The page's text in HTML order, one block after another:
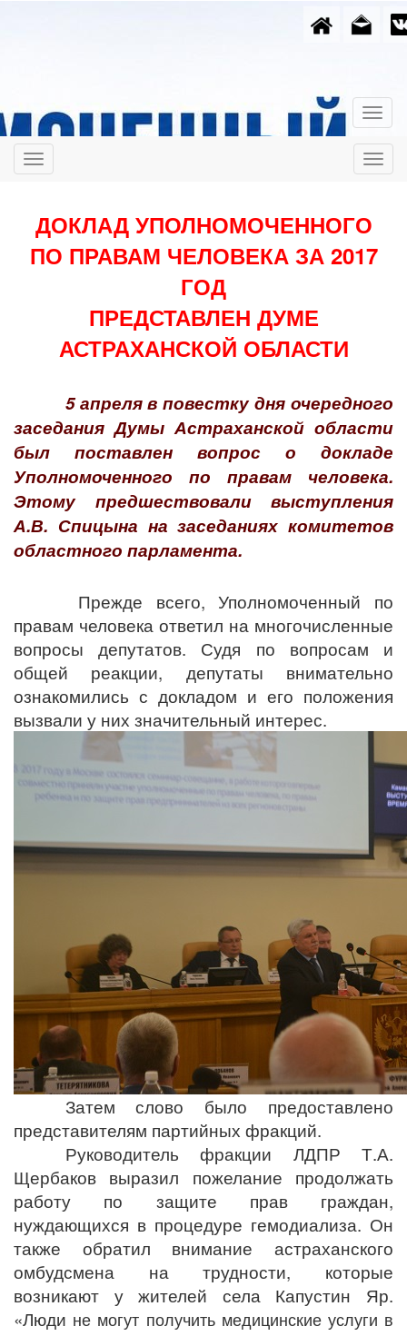
ДОКЛАД УПОЛНОМОЧЕННОГО
ПО ПРАВАМ ЧЕЛОВЕКА ЗА 2017
ГОД
ПРЕДСТАВЛЕН ДУМЕ
АСТРАХАНСКОЙ ОБЛАСТИ
5 апреля в повестку дня очередного
заседания Думы Астраханской области
был поставлен вопрос о докладе
Уполномоченного по правам человека.
Этому предшествовали выступления
А.В. Спицына на заседаниях комитетов
областного парламента.
Прежде всего, Уполномоченный по
правам человека ответил на многочисленные
вопросы депутатов. Судя по вопросам и
общей реакции, депутаты внимательно
ознакомились с докладом и его положения
вызвали у них значительный интерес.
Затем слово было предоставлено
представителям партийных фракций.
Руководитель фракции ЛДПР Т.А.
Щербаков выразил пожелание продолжать
работу по защите прав граждан,
нуждающихся в процедуре гемодиализа. Он
также обратил внимание астраханского
омбудсмена на трудности, которые
возникают у жителей села Капустин Яр.
«Люди не могут получить медицинские услуги в